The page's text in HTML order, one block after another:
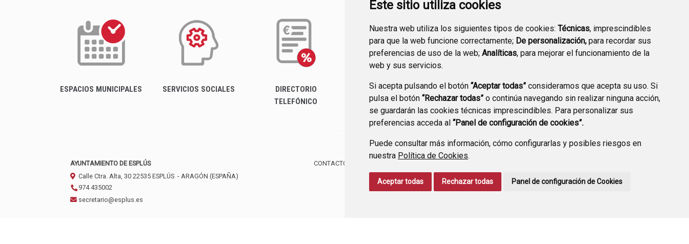
Este sitio utiliza cookies
Nuestra web utiliza los siguientes tipos de cookies: Técnicas, imprescindibles
para que la web funcione correctamente; De personalización, para recordar sus
preferencias de uso de la web; Analíticas, para mejorar el funcionamiento de la
web y sus servicios.
Si acepta pulsando el botón “Aceptar todas” consideramos que acepta su uso. Si
pulsa el botón “Rechazar todas” o continúa navegando sin realizar ninguna acción,
se guardarán las cookies técnicas imprescindibles. Para personalizar sus
preferencias acceda al “Panel de configuración de cookies”.
Puede consultar más información, cómo configurarlas y posibles riesgos en
nuestra Política de Cookies.
Aceptar todas Rechazar todas Panel de configuración de Cookies
ESPACIOS MUNICIPALES SERVICIOS SOCIALES
DIRECTORIO
TELEFÓNICO
PERFIL DEL
CONTRATANTE
TRANSPARENCIA
VALIDACIÓN DE
DOCUMENTOS
AYUNTAMIENTO DE ESPLÚS
Calle Ctra. Alta, 30 22535 ESPLÚS - ARAGÓN (ESPAÑA)
974 435002
secretario@esplus.es
CONTACTO